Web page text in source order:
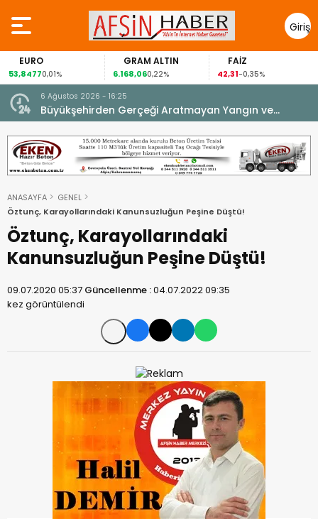
Giriş
Yap
EURO
53,84770,01%
GRAM ALTIN
6.168,060,22%
FAİZ
42,31-0,35%
6 Ağustos 2026 - 16:25
Büyükşehirden Gerçeği Aratmayan Yangın ve
Kurtarma Tatbikatı.
ANASAYFA
GENEL
Öztunç, Karayollarındaki Kanunsuzluğun Peşine Düştü!
Öztunç, Karayollarındaki
Kanunsuzluğun Peşine Düştü!
09.07.2020 05:37 Güncellenme :04.07.2022 09:35
kez görüntülendi